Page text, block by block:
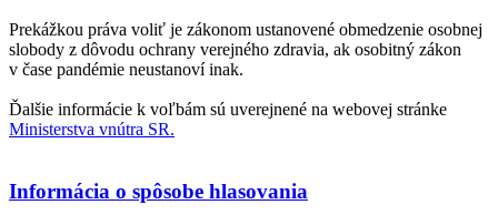
Prekážkou práva voliť je zákonom ustanovené obmedzenie osobnej
slobody z dôvodu ochrany verejného zdravia, ak osobitný zákon
v čase pandémie neustanoví inak.
Ďalšie informácie k voľbám sú uverejnené na webovej stránke
Ministerstva vnútra SR.
Informácia o spôsobe hlasovania